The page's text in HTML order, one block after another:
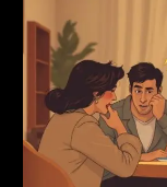
comunes
que
debilitan
una
relación
y